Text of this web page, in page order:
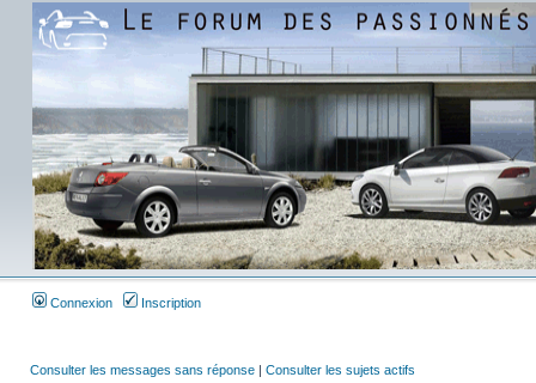
Connexion Inscription
Consulter les messages sans réponse | Consulter les sujets actifs